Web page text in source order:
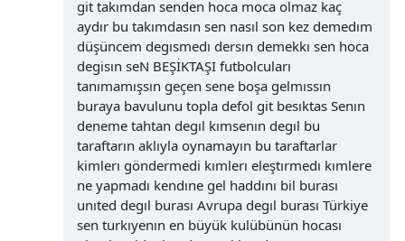
git takımdan senden hoca moca olmaz kaç
aydır bu takımdasın sen nasıl son kez demedım
düşüncem degısmedı dersın demekkı sen hoca
degisın seN BEŞİKTAŞI futbolcuları
tanımamışsın geçen sene boşa gelmıssın
buraya bavulunu topla defol git besıktas Senın
deneme tahtan degıl kımsenın degıl bu
taraftarın aklıyla oynamayın bu taraftarlar
kimlerı göndermedi kımlerı eleştırmedı kımlere
ne yapmadı kendıne gel haddını bil burası
unıted degıl burası Avrupa degıl burası Türkiye
sen turkıyenın en büyük kulübünün hocası